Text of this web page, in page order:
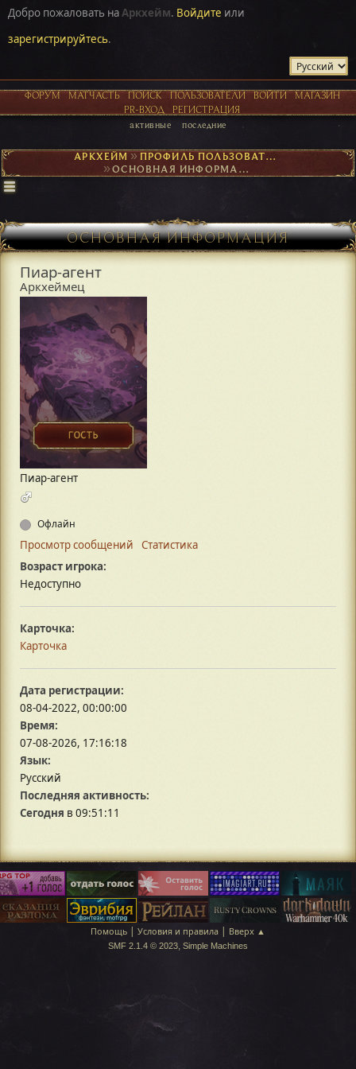
Добро пожаловать наАркхейм. Войдите или
зарегистрируйтесь.
ФОРУМ МАТЧАСТЬ ПОИСК ПОЛЬЗОВАТЕЛИ ВОЙТИ
МАГАЗИН
PR-ВХОД
РЕГИСТРАЦИЯ
активные последние
АРКХЕЙМ► ПРОФИЛЬ ПОЛЬЗОВАТЕЛЯ ПИАР-АГЕНТ
► ОСНОВНАЯ ИНФОРМАЦИЯ
ОСНОВНАЯ ИНФОРМАЦИЯ
Пиар-агент
Аркхеймец
Пиар-агент
Офлайн
Просмотр сообщений
Статистика
Возраст игрока:
Недоступно
Карточка:
Карточка
Дата регистрации:
08-04-2022, 00:00:00
Время:
07-08-2026, 17:16:18
Язык:
Русский
Последняя активность:
Сегодня в 09:51:11
Помощь | Условия и правила | Вверх ▲
SMF 2.1.4 © 2023, Simple Machines